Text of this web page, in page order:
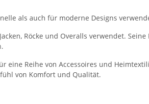
als auch für moderne Designs
Röcke und Overalls verwendet.
Reihe von Accessoires und
von Komfort und Qualität.